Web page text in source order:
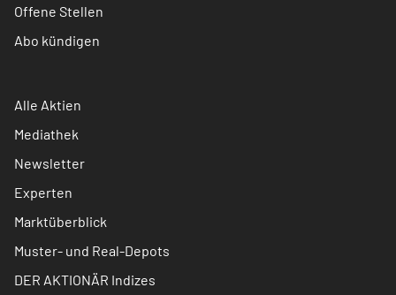
Offene Stellen
Abo kündigen
Alle Aktien
Mediathek
Newsletter
Experten
Marktüberblick
Muster- und Real-Depots
DER AKTIONÄR Indizes